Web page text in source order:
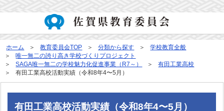
ホーム 教育委員会TOP 分類から探す
学校教育全般
唯一無二の誇り高き学校づくりプロジェクト
SAGA唯一無二の学校魅力化促進事業（R7～）
有田工業高校
有田工業高校活動実績（令和8年4〜5月）
有田工業高校活動実績（令和8年4〜5月）